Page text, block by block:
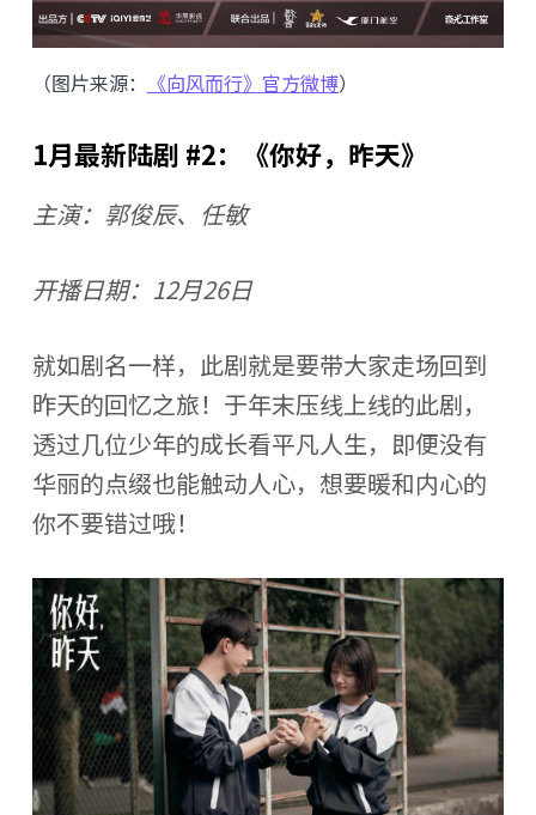
（图片来源： 《向风而行》官方微博）
1月最新陆剧 #2：《你好，昨天》
主演：郭俊辰、任敏
开播日期：12月26日
就如剧名一样，此剧就是要带大家走场回到
昨天的回忆之旅！于年末压线上线的此剧，
透过几位少年的成长看平凡人生，即便没有
华丽的点缀也能触动人心，想要暖和内心的
你不要错过哦！